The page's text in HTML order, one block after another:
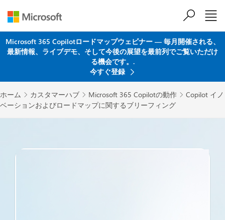
Microsoft 365 Copilotロードマップウェビナー ― 毎月開催される、
最新情報、ライブデモ、そして今後の展望を最前列でご覧いただけ
る機会です。.
今すぐ登録
ホーム  カスタマーハブ  Microsoft 365 Copilotの動作  Copilot イノ
ベーションおよびロードマップに関するブリーフィング